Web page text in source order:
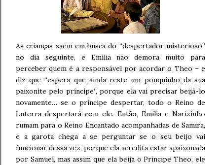
As crianças saem em busca do “despertador misterioso”
no dia seguinte, e Emília não demora muito para
perceber quem é a responsável por acordar o Theo – e
diz que “espera que ainda reste um pouquinho da sua
paixonite pelo príncipe”, porque ela vai precisar beijá-lo
novamente… se o príncipe despertar, todo o Reino de
Luterra despertará com ele. Então, Emília e Narizinho
rumam para o Reino Encantado acompanhadas de Samira,
e a garota chega a se perguntar se o seu beijo vai
funcionar dessa vez, porque ela acredita estar apaixonada
por Samuel, mas assim que ela beija o Príncipe Theo, ele